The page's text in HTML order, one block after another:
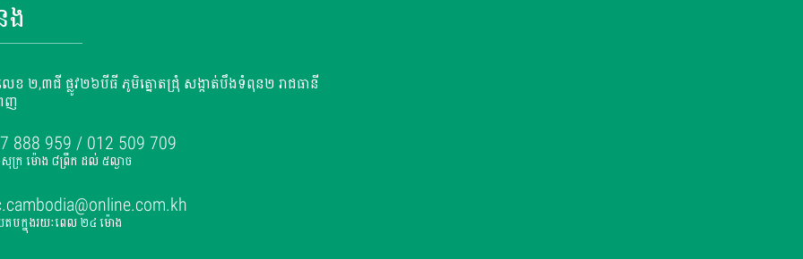
ង
លេខ ២,៣ជី ផ្លូវ២៦បីធី ភូមិត្នោតជ្រុំ សង្កាត់បឹងទំពុន២ រាជធានី
ញ
888 959 / 012 509 709
-សុក្រ ម៉ោង ៨ព្រឹក ដល់ ៥ល្ងាច
តបក្នុងរយៈពេល ២៤ ម៉ោង